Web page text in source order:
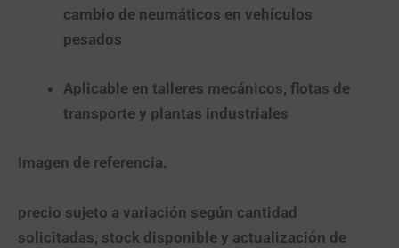
cambio de neumáticos en vehículos
pesados
Aplicable en talleres mecánicos, flotas de
transporte y plantas industriales
Imagen de referencia.
precio sujeto a variación según cantidad
solicitadas, stock disponible y actualización de